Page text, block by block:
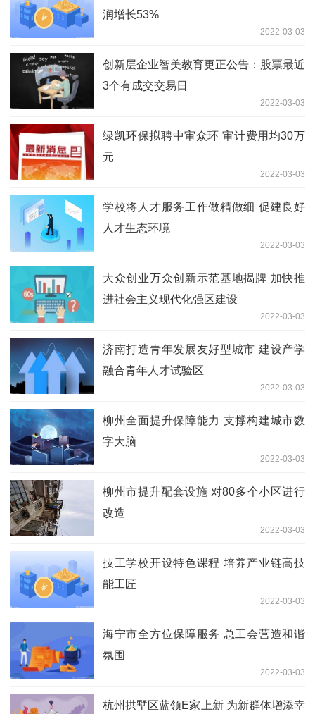
润增长53%
2022-03-03
创新层企业智美教育更正公告：股票最近
3个有成交交易日
2022-03-03
绿凯环保拟聘中审众环 审计费用均30万
元
2022-03-03
学校将人才服务工作做精做细 促建良好
人才生态环境
2022-03-03
大众创业万众创新示范基地揭牌 加快推
进社会主义现代化强区建设
2022-03-03
济南打造青年发展友好型城市 建设产学
融合青年人才试验区
2022-03-03
柳州全面提升保障能力 支撑构建城市数
字大脑
2022-03-03
柳州市提升配套设施 对80多个小区进行
改造
2022-03-03
技工学校开设特色课程 培养产业链高技
能工匠
2022-03-03
海宁市全方位保障服务 总工会营造和谐
氛围
2022-03-03
杭州拱墅区蓝领E家上新 为新群体增添幸